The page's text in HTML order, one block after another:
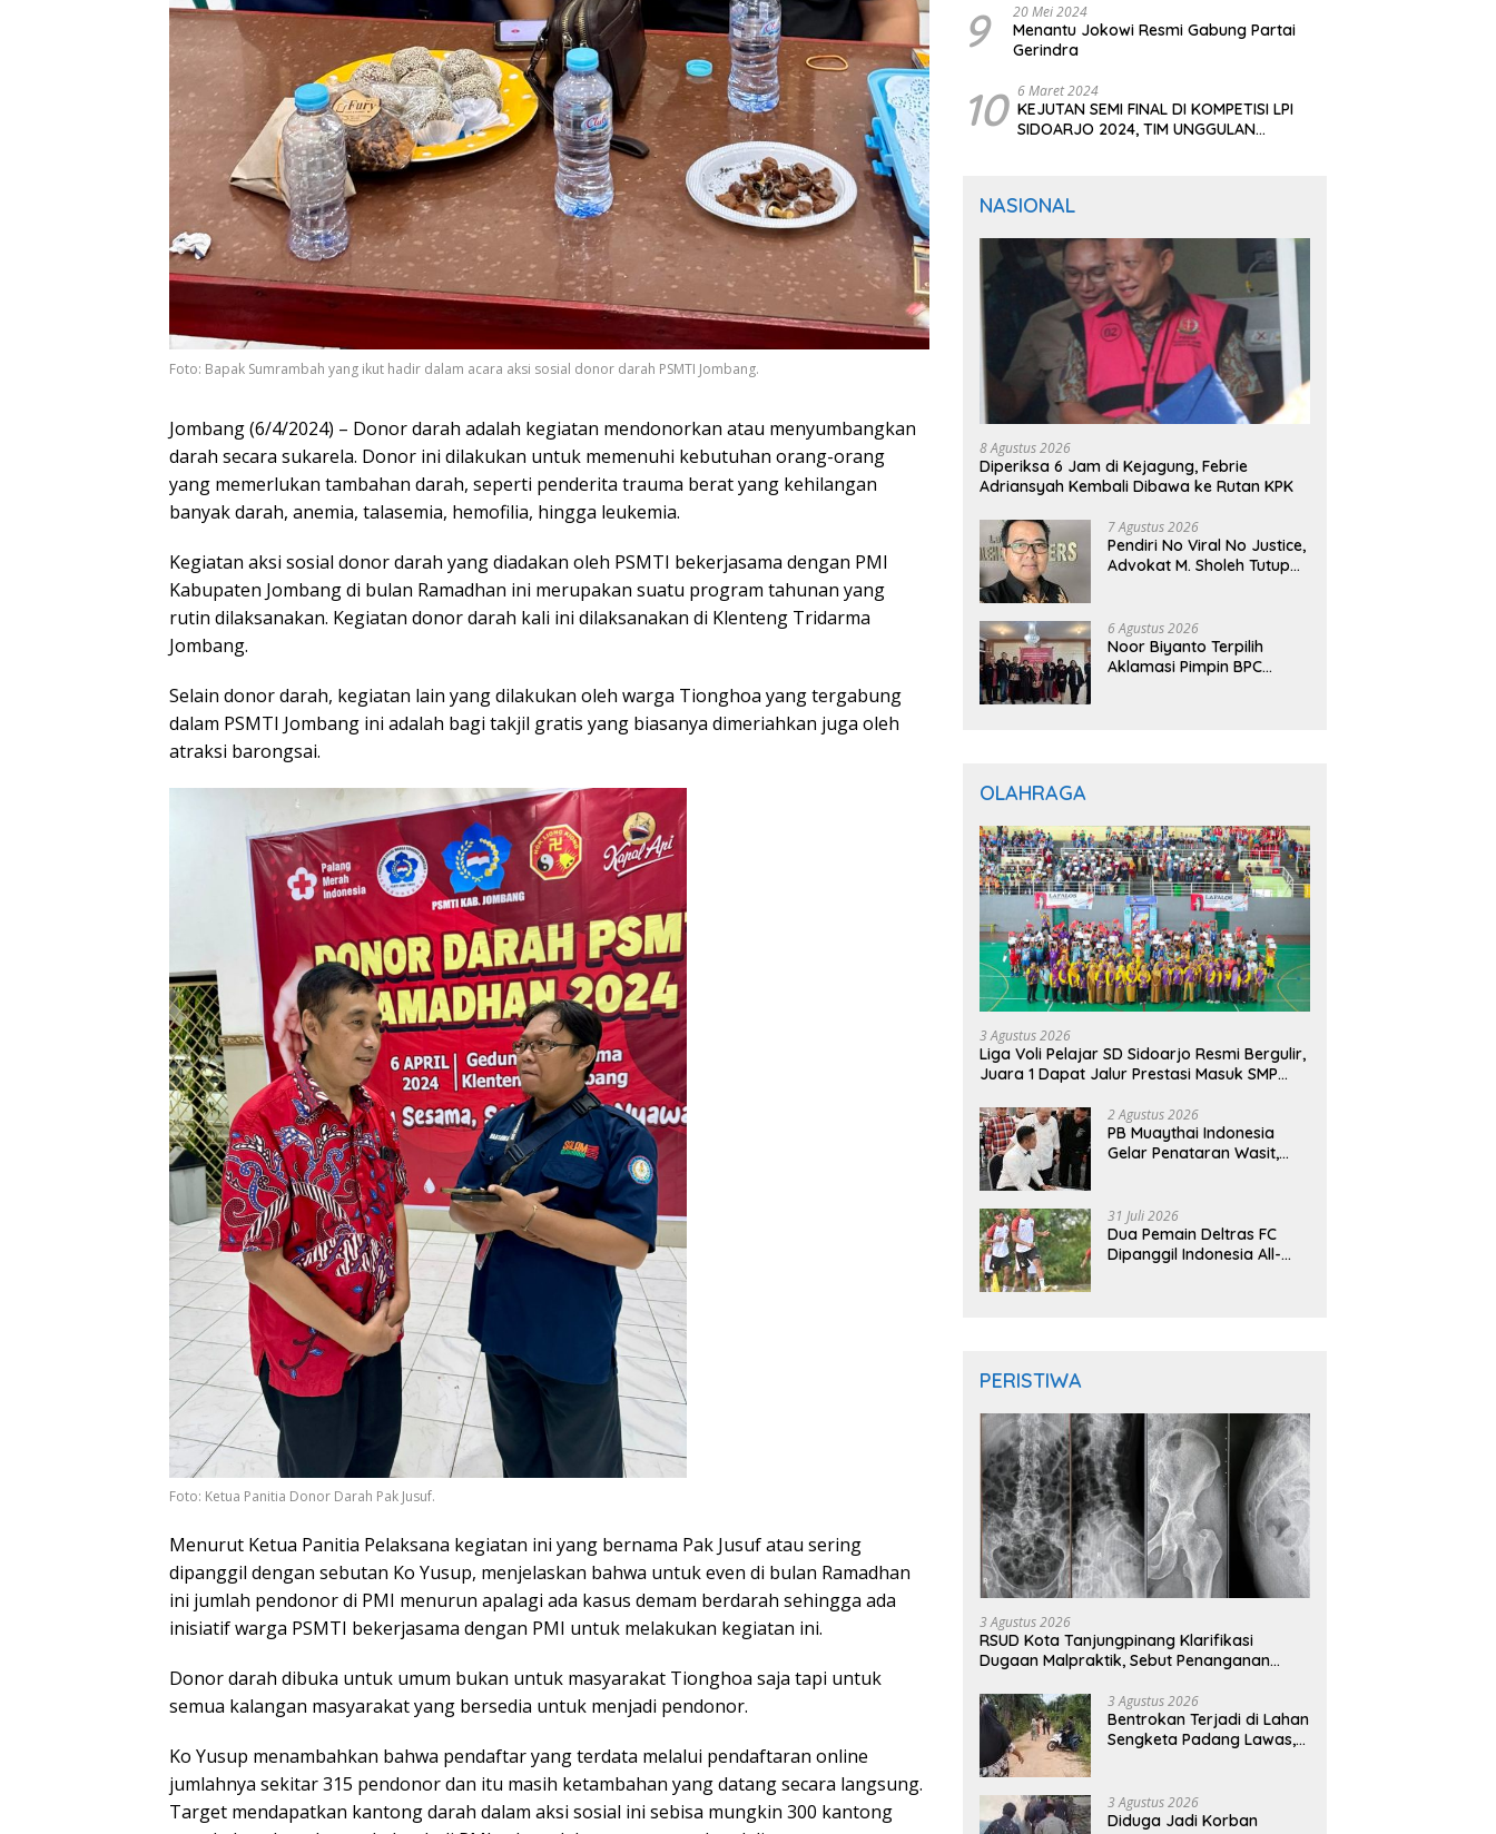
Foto: Bapak Sumrambah yang ikut hadir dalam acara aksi sosial donor darah PSMTI Jombang.
Jombang (6/4/2024) – Donor darah adalah kegiatan mendonorkan atau menyumbangkan
darah secara sukarela. Donor ini dilakukan untuk memenuhi kebutuhan orang-orang
yang memerlukan tambahan darah, seperti penderita trauma berat yang kehilangan
banyak darah, anemia, talasemia, hemofilia, hingga leukemia.
Kegiatan aksi sosial donor darah yang diadakan oleh PSMTI bekerjasama dengan PMI
Kabupaten Jombang di bulan Ramadhan ini merupakan suatu program tahunan yang
rutin dilaksanakan. Kegiatan donor darah kali ini dilaksanakan di Klenteng Tridarma
Jombang.
Selain donor darah, kegiatan lain yang dilakukan oleh warga Tionghoa yang tergabung
dalam PSMTI Jombang ini adalah bagi takjil gratis yang biasanya dimeriahkan juga oleh
atraksi barongsai.
Foto: Ketua Panitia Donor Darah Pak Jusuf.
Menurut Ketua Panitia Pelaksana kegiatan ini yang bernama Pak Jusuf atau sering
dipanggil dengan sebutan Ko Yusup, menjelaskan bahwa untuk even di bulan Ramadhan
ini jumlah pendonor di PMI menurun apalagi ada kasus demam berdarah sehingga ada
inisiatif warga PSMTI bekerjasama dengan PMI untuk melakukan kegiatan ini.
Donor darah dibuka untuk umum bukan untuk masyarakat Tionghoa saja tapi untuk
semua kalangan masyarakat yang bersedia untuk menjadi pendonor.
Ko Yusup menambahkan bahwa pendaftar yang terdata melalui pendaftaran online
jumlahnya sekitar 315 pendonor dan itu masih ketambahan yang datang secara langsung.
Target mendapatkan kantong darah dalam aksi sosial ini sebisa mungkin 300 kantong
9 20 Mei 2024
Menantu Jokowi Resmi Gabung Partai
Gerindra
10 6 Maret 2024
KEJUTAN SEMI FINAL DI KOMPETISI LPI
SIDOARJO 2024, TIM UNGGULAN
NASIONAL
8 Agustus 2026
Diperiksa 6 Jam di Kejagung, Febrie
Adriansyah Kembali Dibawa ke Rutan KPK
7 Agustus 2026
Pendiri No Viral No Justice,
Advokat M. Sholeh Tutup
6 Agustus 2026
Noor Biyanto Terpilih
Aklamasi Pimpin BPC
OLAHRAGA
3 Agustus 2026
Liga Voli Pelajar SD Sidoarjo Resmi Bergulir,
Juara 1 Dapat Jalur Prestasi Masuk SMP
2 Agustus 2026
PB Muaythai Indonesia
Gelar Penataran Wasit,
31 Juli 2026
Dua Pemain Deltras FC
Dipanggil Indonesia All-
PERISTIWA
3 Agustus 2026
RSUD Kota Tanjungpinang Klarifikasi
Dugaan Malpraktik, Sebut Penanganan
3 Agustus 2026
Bentrokan Terjadi di Lahan
Sengketa Padang Lawas,
Diancam Oknum DPRD
3 Agustus 2026
Diduga Jadi Korban